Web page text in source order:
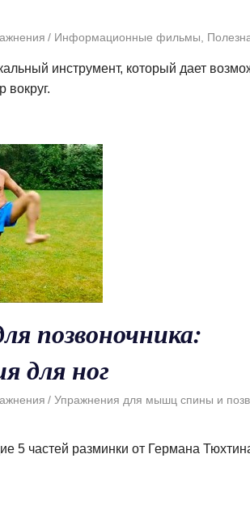
Информационные фильмы,
инструмент, который дает
вокруг.
позвоночника:
для ног
Упражнения для мышц спины и
5 частей разминки от Германа